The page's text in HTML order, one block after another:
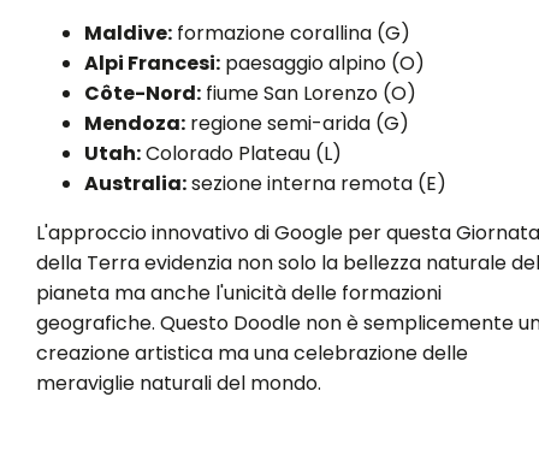
Maldive:formazione corallina (G)
Alpi Francesi:paesaggio alpino (O)
Côte-Nord:fiume San Lorenzo (O)
Mendoza:regione semi-arida (G)
Utah:Colorado Plateau (L)
Australia:sezione interna remota (E)
L'approccio innovativo di Google per questa Giornata
della Terra evidenzia non solo la bellezza naturale del
pianeta ma anche l'unicità delle formazioni
geografiche. Questo Doodle non è semplicemente
creazione artistica ma una celebrazione delle
meraviglie naturali del mondo.